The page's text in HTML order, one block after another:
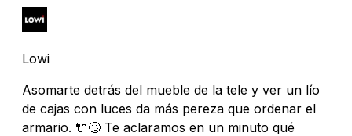
Lowi
Asomarte detrás del mueble de la tele y ver un lío
de cajas con luces da más pereza que ordenar el
armario. 🔌🙄 Te aclaramos en un minuto qué